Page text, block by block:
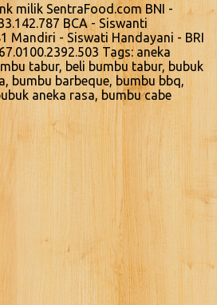
milik SentraFood.com BNI -
BCA - Siswanti
Mandiri - Siswati Handayani - BRI
Tags: aneka
tabur, beli bumbu tabur, bubuk
bumbu barbeque, bumbu bbq,
aneka rasa, bumbu cabe